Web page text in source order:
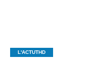
L'ACTUTHD